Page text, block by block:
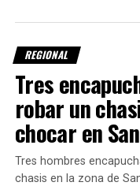
respuesta y además
REGIONAL
Tres
robar un
chocar en
Tres hombres
chasis en la zona de